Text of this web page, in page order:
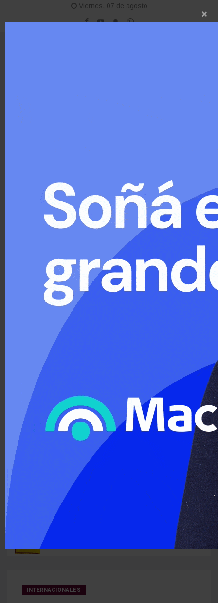
Viernes, 07 de agosto
ÚLTIMO MOMENTO :
de
Ley de Propiedad Privada en el Senado ¿qué cambia para los
alquileres y los desalojos?
El
›
INTERNACIONALES
×